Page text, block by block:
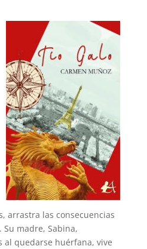
arrastra las consecuencias
madre, Sabina,
al quedarse huérfana, vive